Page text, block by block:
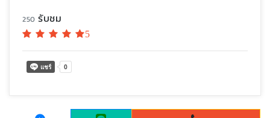
250 รับชม
5